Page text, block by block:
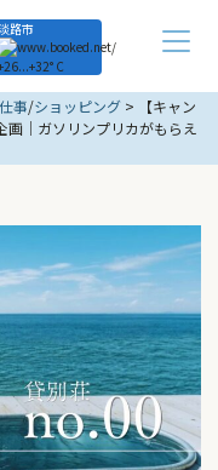
路市
26...+32° C
事/ショッピング
【キャン
｜ガソリンプリカがもらえ